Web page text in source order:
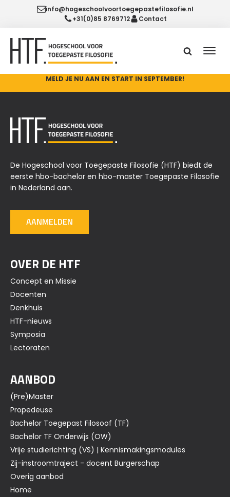
info@hogeschoolvoortoegepastefilosofie.nl
+31(0)85 8769712
Contact
MELD JE NU AAN EN START IN SEPTEMBER!
De Hogeschool voor Toegepaste Filosofie (HTF) biedt de
eerste hbo-bachelor en hbo-master Toegepaste Filosofie
in Nederland aan.
AANMELDEN
OVER DE HTF
Concept en Missie
Docenten
Denkhuis
HTF-nieuws
Symposia
Lectoraten
AANBOD
(Pre)Master
Propedeuse
Bachelor Toegepast Filosoof (TF)
Bachelor TF Onderwijs (OW)
Vrije studierichting (VS) | Kennismakingsmodules
Zij-instroomtraject - docent Burgerschap
Overig aanbod
Home